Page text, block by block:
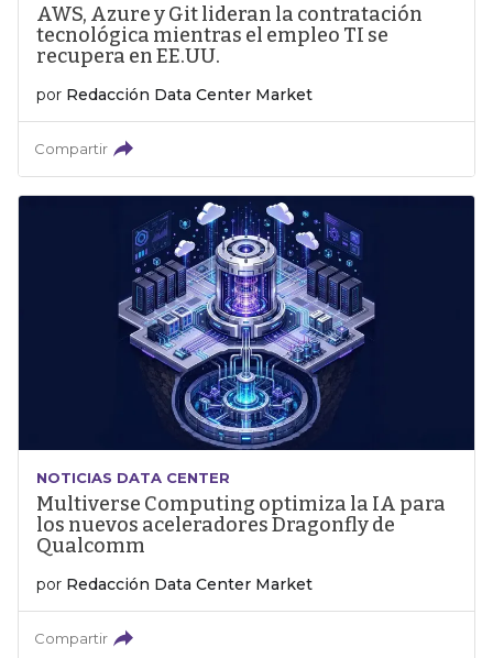
AWS, Azure y Git lideran la contratación
tecnológica mientras el empleo TI se
recupera en EE.UU.
por Redacción Data Center Market
Compartir
NOTICIAS DATA CENTER
Multiverse Computing optimiza la IA para
los nuevos aceleradores Dragonfly de
Qualcomm
por Redacción Data Center Market
Compartir